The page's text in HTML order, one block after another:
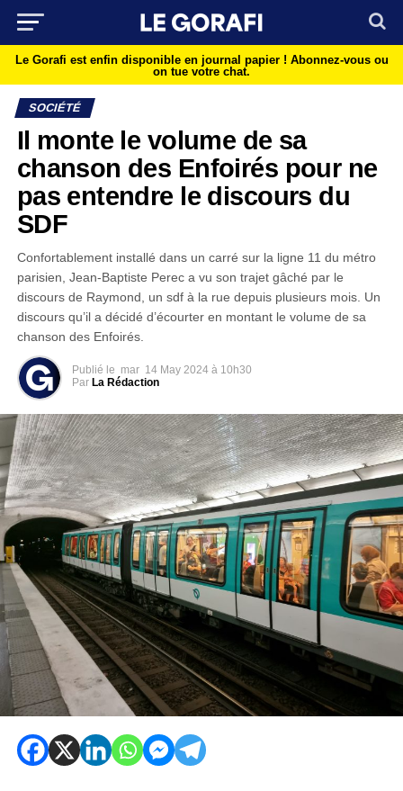
Le Gorafi est enfin disponible en journal papier ! Abonnez-vous ou
on tue votre chat.
SOCIÉTÉ
Il monte le volume de sa
chanson des Enfoirés pour ne
pas entendre le discours du
SDF
Confortablement installé dans un carré sur la ligne 11 du métro
parisien, Jean-Baptiste Perec a vu son trajet gâché par le
discours de Raymond, un sdf à la rue depuis plusieurs mois. Un
discours qu’il a décidé d’écourter en montant le volume de sa
chanson des Enfoirés.
Publié le mar 14 May 2024 à 10h30
Par La Rédaction